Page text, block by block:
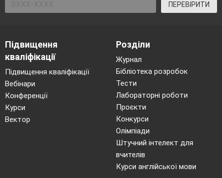
ПЕРЕВІРИТИ
Підвищення
кваліфікації
Підвищення кваліфікації
Вебінари
Конференції
Курси
Вектор
Розділи
Журнал
Бібліотека розробок
Тести
Лабораторні роботи
Проєкти
Конкурси
Олімпіади
Штучний інтелект для
вчителів
Курси англійської мови